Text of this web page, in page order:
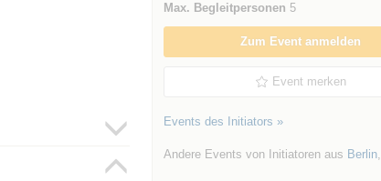
Max. Begleitpersonen 5
Zum Event anmelden
Event merken
Events des Initiators »
Andere Events von Initiatoren aus Berlin,